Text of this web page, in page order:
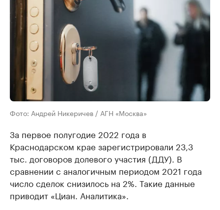
Фото: Андрей Никеричев / АГН «Москва»
За первое полугодие 2022 года в
Краснодарском крае зарегистрировали 23,3
тыс. договоров долевого участия (ДДУ). В
сравнении с аналогичным периодом 2021 года
число сделок снизилось на 2%. Такие данные
приводит «Циан. Аналитика».